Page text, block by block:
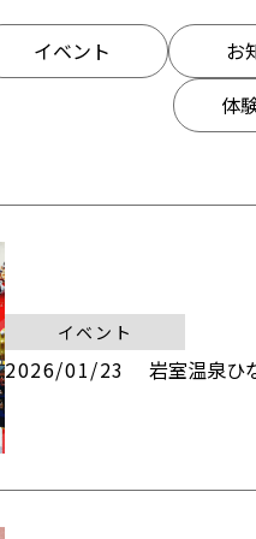
イベント お
体
イベント
2026/01/23 岩室温泉ひ